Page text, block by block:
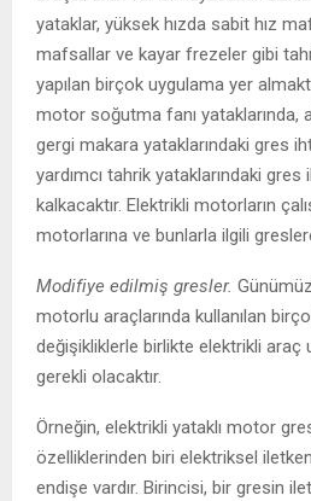
yataklar, yüksek hızda sabit hız
mafsallar ve kayar frezeler gibi
yapılan birçok uygulama yer
motor soğutma fanı yataklarında,
gergi makara yataklarındaki gres
yardımcı tahrik yataklarındaki gres
kalkacaktır. Elektrikli motorların
motorlarına ve bunlarla ilgili
Modifiye edilmiş gresler.
motorlu araçlarında kullanılan
değişikliklerle birlikte elektrikli araç
gerekli olacaktır.
Örneğin, elektrikli yataklı motor
özelliklerinden biri elektriksel
endişe vardır. Birincisi, bir gresin